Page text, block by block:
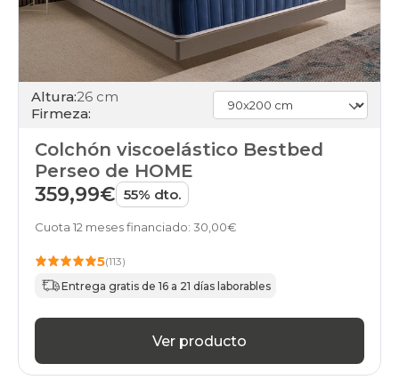
Altura:26 cm
Firmeza:
Colchón viscoelástico Bestbed
Perseo de HOME
359,99€ 55% dto.
Cuota 12 meses financiado: 30,00€
5(113)
Entrega gratis de 16 a 21 días laborables
Ver producto